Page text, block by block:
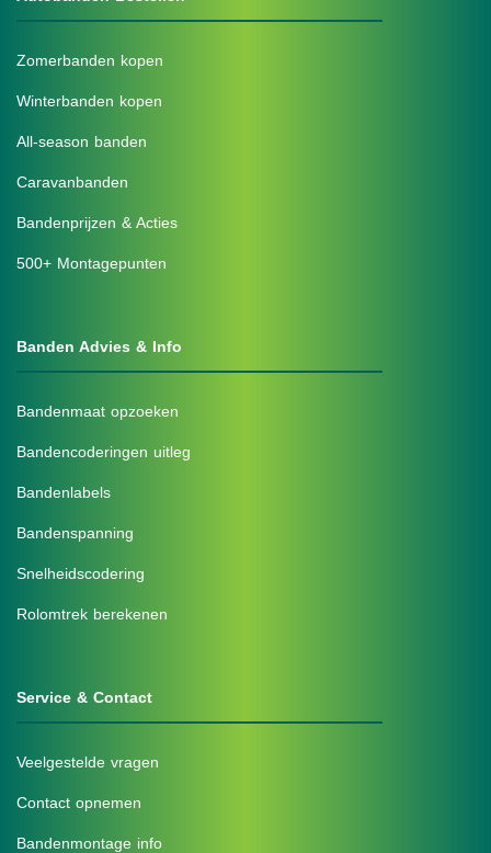
Zomerbanden kopen
Winterbanden kopen
All-season banden
Caravanbanden
Bandenprijzen & Acties
500+ Montagepunten
Banden Advies & Info
Bandenmaat opzoeken
Bandencoderingen uitleg
Bandenlabels
Bandenspanning
Snelheidscodering
Rolomtrek berekenen
Service & Contact
Veelgestelde vragen
Contact opnemen
Bandenmontage info